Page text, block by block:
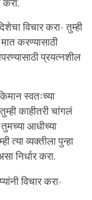
करा.
विचार करा- तुम्ही
करण्यासाठी
प्रयत्नशील
स्वतःच्या
काहीतरी चांगलं
आधीच्या
त्या व्यक्तीला पुन्हा
निर्धार करा.
विचार करा-